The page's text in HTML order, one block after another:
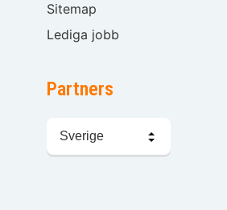
Sitemap
Lediga jobb
Partners
språk